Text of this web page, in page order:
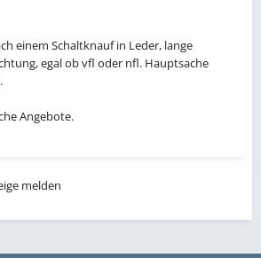
einem Schaltknauf in Leder, lange
egal ob vfl oder nfl. Hauptsache
Angebote.
melden